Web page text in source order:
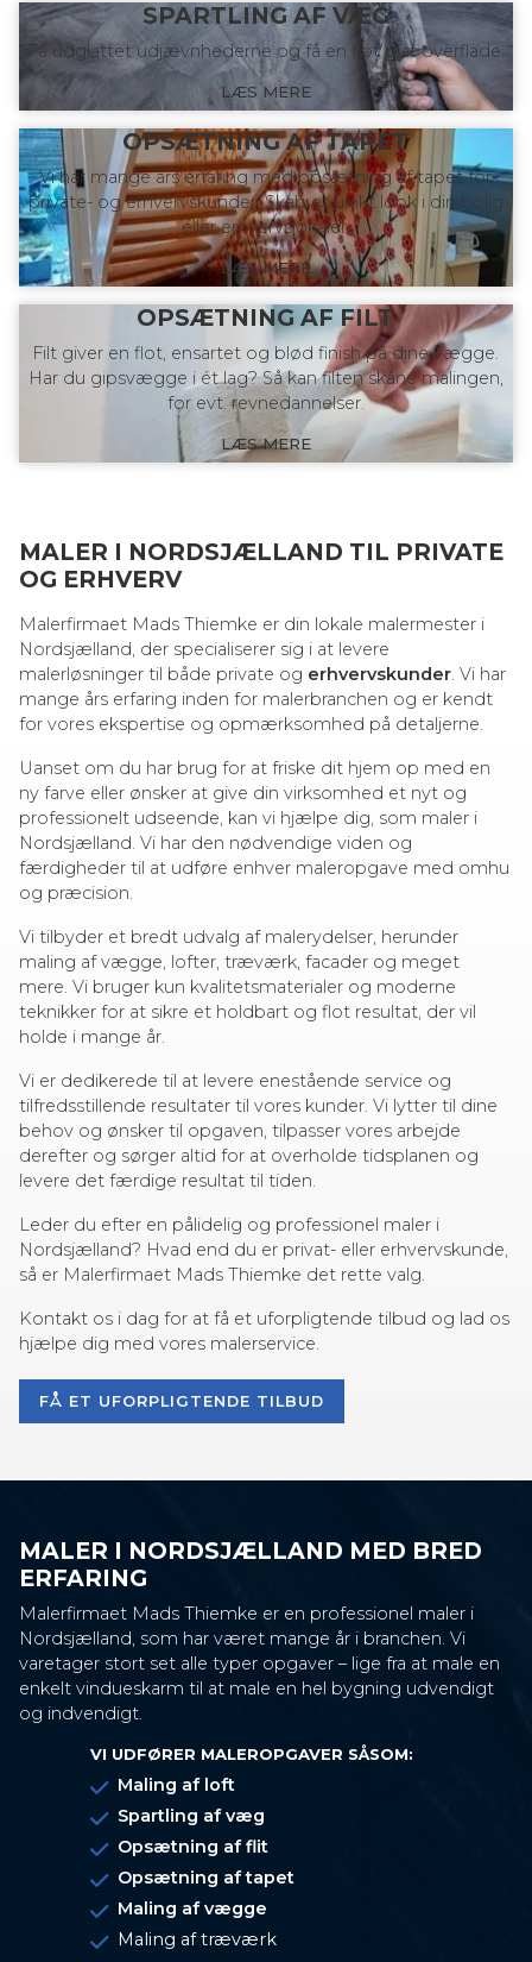
SPARTLING AF VÆG
Få udglattet udjævnhederne og få en flot glat overflade.
LÆS MERE
OPSÆTNING AF TAPET
Vi har mange års erfaring med opsætning af tapet for
private- og erhvervskunder. Skab et unikt look i din bolig
eller erhvervslokaler.
LÆS MERE
OPSÆTNING AF FILT
Filt giver en flot, ensartet og blød finish på dine vægge.
Har du gipsvægge i ét lag? Så kan filten skåne malingen,
for evt. revnedannelser.
LÆS MERE
MALER I NORDSJÆLLAND TIL PRIVATE
OG ERHVERV
Malerfirmaet Mads Thiemke er din lokale malermester i
Nordsjælland, der specialiserer sig i at levere
malerløsninger til både private og erhvervskunder. Vi har
mange års erfaring inden for malerbranchen og er kendt
for vores ekspertise og opmærksomhed på detaljerne.
Uanset om du har brug for at friske dit hjem op med en
ny farve eller ønsker at give din virksomhed et nyt og
professionelt udseende, kan vi hjælpe dig, som maler i
Nordsjælland. Vi har den nødvendige viden og
færdigheder til at udføre enhver maleropgave med omhu
og præcision.
Vi tilbyder et bredt udvalg af malerydelser, herunder
maling af vægge, lofter, træværk, facader og meget
mere. Vi bruger kun kvalitetsmaterialer og moderne
teknikker for at sikre et holdbart og flot resultat, der vil
holde i mange år.
Vi er dedikerede til at levere enestående service og
tilfredsstillende resultater til vores kunder. Vi lytter til dine
behov og ønsker til opgaven, tilpasser vores arbejde
derefter og sørger altid for at overholde tidsplanen og
levere det færdige resultat til tiden.
Leder du efter en pålidelig og professionel maler i
Nordsjælland? Hvad end du er privat- eller erhvervskunde,
så er Malerfirmaet Mads Thiemke det rette valg.
Kontakt os i dag for at få et uforpligtende tilbud og lad os
hjælpe dig med vores malerservice.
FÅ ET UFORPLIGTENDE TILBUD
MALER I NORDSJÆLLAND MED BRED
ERFARING
Malerfirmaet Mads Thiemke er en professionel maler i
Nordsjælland, som har været mange år i branchen. Vi
varetager stort set alle typer opgaver – lige fra at male en
enkelt vindueskarm til at male en hel bygning udvendigt
og indvendigt.
VI UDFØRER MALEROPGAVER SÅSOM:
Maling af loft
Spartling af væg
Opsætning af flit
Opsætning af tapet
Maling af vægge
Maling af træværk